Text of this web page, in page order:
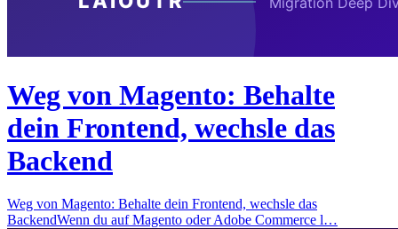
Weg von Magento: Behalte
dein Frontend, wechsle das
Backend
Weg von Magento: Behalte dein Frontend, wechsle das
BackendWenn du auf Magento oder Adobe Commerce l…